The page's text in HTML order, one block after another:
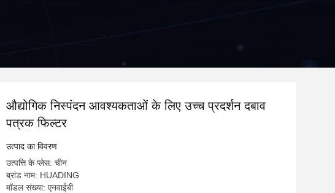
औद्योगिक निस्पंदन आवश्यकताओं के लिए उच्च प्रदर्शन दबाव
पत्रक फिल्टर
उत्पाद का विवरण
उत्पत्ति के प्लेस: चीन
ब्रांड नाम: HUADING
मॉडल संख्या: एनवाईबी